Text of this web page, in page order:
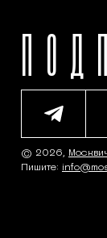
© 2026,
Пишите: